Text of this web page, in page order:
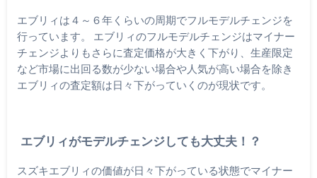
エブリィは４～６年くらいの周期でフルモデルチェンジを
行っています。 エブリィのフルモデルチェンジはマイナー
チェンジよりもさらに査定価格が大きく下がり、生産限定
など市場に出回る数が少ない場合や人気が高い場合を除き
エブリィの査定額は日々下がっていくのが現状です。
エブリィがモデルチェンジしても大丈夫！？
スズキエブリィの価値が日々下がっている状態でマイナー